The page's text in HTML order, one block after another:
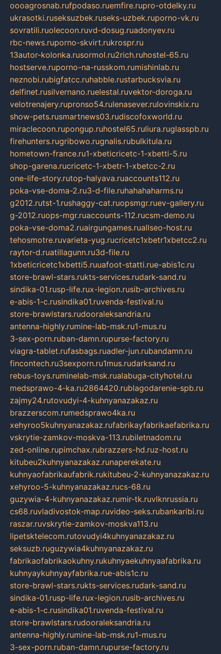
oooagrosnab.rufpodaso.ruemfire.rupro-otdelky.ru
ukrasotki.ruseksuzbek.ruseks-uzbek.ruporno-vk.ru
sovratili.ruolecoon.ruvd-dosug.ruadonyev.ru
rbc-news.ruporno-skvirt.rukrospr.ru
13autor-kolonka.rusormol.ru2rich.ruhostel-65.ru
hostserve.ruporno-na-russkom.rumishinlab.ru
neznobi.rubigfatcc.ruhabble.rustarbucksvia.ru
delfinet.rusilvernano.ruelestal.ruvektor-doroga.ru
velotrenajery.rupronso54.rulenasever.rulovinskix.ru
show-pets.rusmartnews03.rudiscofoxworld.ru
miraclecoon.rupongup.ruhostel65.ruliura.ruglasspb.ru
firehunters.rugribowo.rugnalis.rubulkitula.ru
hometown-france.ru1-xbeticricetc-1-xbetti-5.ru
shop-garena.rucricetc-1-xbetr-1-xbetcc-2.ru
one-life-story.rutop-halyava.ruaccounts112.ru
poka-vse-doma-2.ru3-d-file.ruhahahaharms.ru
g2012.rutst-1.rushaggy-cat.ruopsmgr.ruev-gallery.ru
g-2012.ruops-mgr.ruaccounts-112.rucsm-demo.ru
poka-vse-doma2.ruairgungames.ruallseo-host.ru
tehosmotre.ruvarieta-yug.rucricetc1xbetr1xbetcc2.ru
raytor-d.ruatillagunn.ru3d-file.ru
1xbeticricetc1xbetti5.ruuafoot-statti.rue-abis1c.ru
store-brawl-stars.rukts-services.rudark-sand.ru
sindika-01.rusp-life.rux-legion.rusib-archives.ru
e-abis-1-c.rusindika01.ruvenda-festival.ru
store-brawlstars.rudooraleksandria.ru
antenna-highly.rumine-lab-msk.ru1-mus.ru
3-sex-porn.ruban-damn.rupurse-factory.ru
viagra-tablet.rufasbags.ruadler-jun.rubandamn.ru
fincontech.ru3sexporn.ru1mus.rudarksand.ru
rebus-toys.ruminelab-msk.rualabuga-cityhotel.ru
medsprawo-4-ka.ru2864420.rublagodarenie-spb.ru
zajmy24.rutovudyi-4-kuhnyanazakaz.ru
brazzerscom.rumedsprawo4ka.ru
xehyroo5kuhnyanazakaz.rufabrikayfabrikaefabrika.ru
vskrytie-zamkov-moskva-113.rubiletnadom.ru
zed-online.rupimchax.rubrazzers-hd.ruz-host.ru
kitubeu2kuhnyanazakaz.runaperekate.ru
kuhnyaofabrikaufabrik.rukitubeu-2-kuhnyanazakaz.ru
xehyroo-5-kuhnyanazakaz.rucs-68.ru
guzywia-4-kuhnyanazakaz.rumir-tk.ruvlknrussia.ru
cs68.ruvladivostok-map.ruvideo-seks.rubankaribi.ru
raszar.ruvskrytie-zamkov-moskva113.ru
lipetsktelecom.rutovudyi4kuhnyanazakaz.ru
seksuzb.ruguzywia4kuhnyanazakaz.ru
fabrikaofabrikaokuhny.rukuhnyaekuhnyaafabrika.ru
kuhnyaykuhnyayfabrika.rue-abis1c.ru
store-brawl-stars.rukts-services.rudark-sand.ru
sindika-01.rusp-life.rux-legion.rusib-archives.ru
e-abis-1-c.rusindika01.ruvenda-festival.ru
store-brawlstars.rudooraleksandria.ru
antenna-highly.rumine-lab-msk.ru1-mus.ru
3-sex-porn.ruban-damn.rupurse-factory.ru